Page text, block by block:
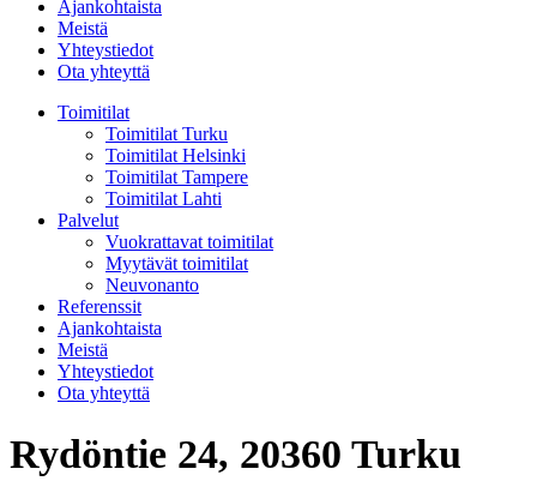
Ajankohtaista
Meistä
Yhteystiedot
Ota yhteyttä
Toimitilat
Toimitilat Turku
Toimitilat Helsinki
Toimitilat Tampere
Toimitilat Lahti
Palvelut
Vuokrattavat toimitilat
Myytävät toimitilat
Neuvonanto
Referenssit
Ajankohtaista
Meistä
Yhteystiedot
Ota yhteyttä
Rydöntie 24, 20360 Turku